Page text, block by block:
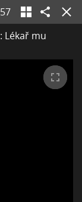
57
Lékař mu